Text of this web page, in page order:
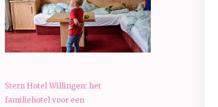
Bericht
navigatie
Stern Hotel Willingen: het
familiehotel voor een